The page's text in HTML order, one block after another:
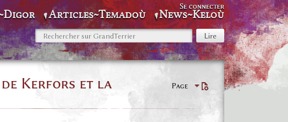
Articles~Temadoù News~Keloù
Se connecter
Page
de Kerfors et la